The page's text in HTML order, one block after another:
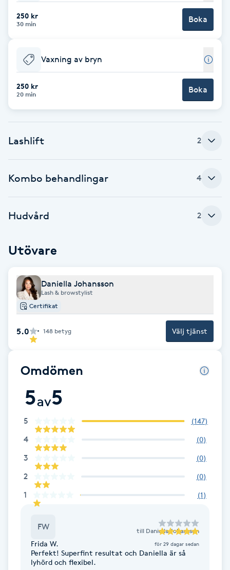
Celluliter
Coachning
Color correction
Cryoterapi
Dermapen
Diamantslipning
Enzympeeling
Extensions
Extensions borttagning
Eyeliner-tatuering
F
Faceliftmassage
Fet hårbotten
Fettreducering
Fibromassage
Fotmassage
250 kr
30 min Boka
Vaxning av bryn
250 kr
20 min Boka
Lashlift 2
Kombo behandlingar 4
Hudvård 2
Utövare
Daniella Johansson
Lash & browstylist
Certifikat
5.0 148 betyg Välj tjänst
Omdömen
5av5
5 (147)
4 (0)
3 (0)
2 (0)
1 (1)
FW till Daniella Johansson
Frida W. för 29 dagar sedan
Perfekt! Superfint resultat och Daniella är så
lyhörd och flexibel.